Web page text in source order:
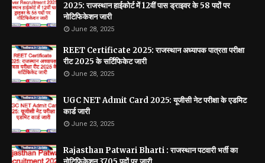
2025: राजस्थान हाईकोर्ट में 12वीं पास ड्राइवर के 58 पदों पर
नोटिफिकेशन जारी
June 28, 2025
REET Certificate 2025: राजस्थान अध्यापक पात्रता परीक्षा
रीट 2025 के सर्टिफिकेट जारी
June 28, 2025
UGC NET Admit Card 2025: यूजीसी नेट परीक्षा के एडमिट
कार्ड जारी
June 23, 2025
Rajasthan Patwari Bharti : राजस्थान पटवारी भर्ती का